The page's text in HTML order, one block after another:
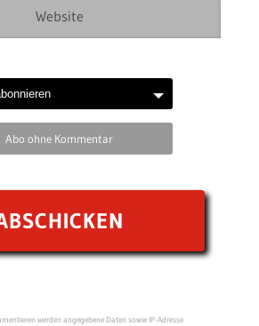
Abo ohne Kommentar
werden angegebene Daten sowie IP-Adresse